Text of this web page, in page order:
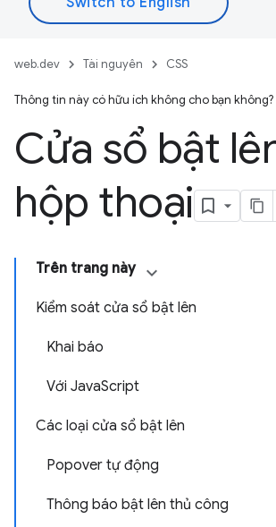
web.dev Tài nguyên CSS
Thông tin này có hữu ích không cho bạn không?
Cửa sổ bật
hộp thoại
Trên trang này
Kiểm soát cửa sổ bật lên
Khai báo
Với JavaScript
Các loại cửa sổ bật lên
Popover tự động
Thông báo bật lên thủ công